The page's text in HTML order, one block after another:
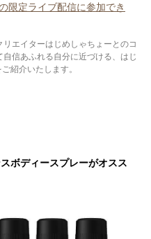
限定ライブ配信に参加でき
エイターはじめしゃちょーとのコ
信あふれる自分に近づける、はじ
紹介いたします。
ボディースプレーがオスス